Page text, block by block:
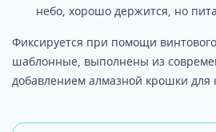
небо, хорошо держится, но
Фиксируется при помощи
шаблонные, выполнены из
добавлением алмазной крошки для